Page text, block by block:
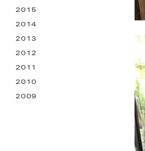
2015
2014
2013
2012
2011
2010
2009